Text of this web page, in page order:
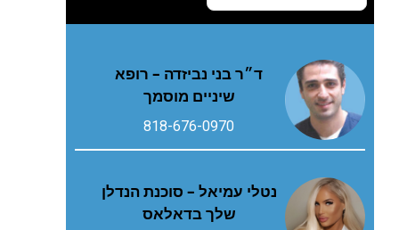
ד״ר בני נביזדה – רופא
שיניים מוסמך
818-676-0970
נטלי עמיאל – סוכנת הנדלן
שלך בדאלאס